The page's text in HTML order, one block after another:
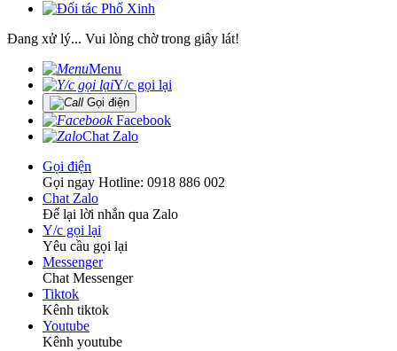
Đang xử lý... Vui lòng chờ trong giây lát!
Menu
Y/c gọi lại
Gọi điện
Facebook
Chat Zalo
Gọi điện
Gọi ngay Hotline: 0918 886 002
Chat Zalo
Để lại lời nhắn qua Zalo
Y/c gọi lại
Yêu cầu gọi lại
Messenger
Chat Messenger
Tiktok
Kênh tiktok
Youtube
Kênh youtube